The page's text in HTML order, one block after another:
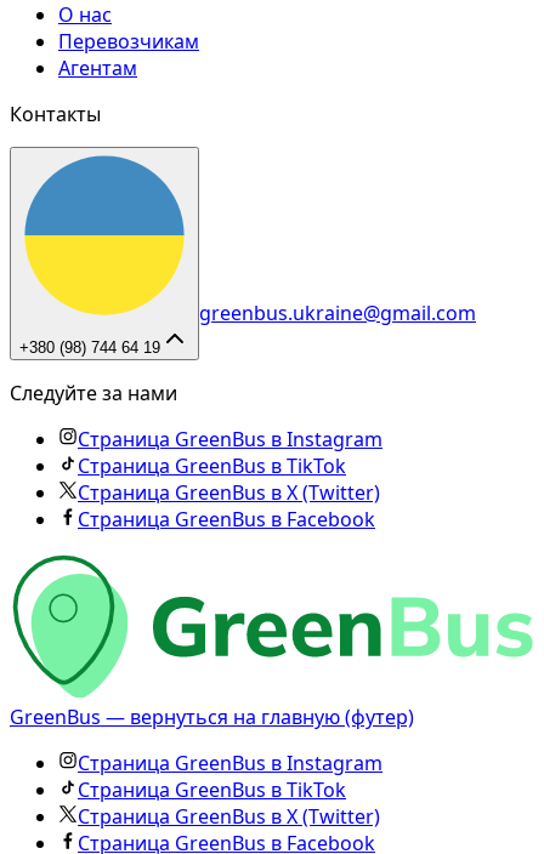
О нас
Перевозчикам
Агентам
Контакты
+380 (98) 744 64 19
greenbus.ukraine@gmail.com
Следуйте за нами
Страница GreenBus в Instagram
Страница GreenBus в TikTok
Страница GreenBus в X (Twitter)
Страница GreenBus в Facebook
GreenBus — вернуться на главную (футер)
Страница GreenBus в Instagram
Страница GreenBus в TikTok
Страница GreenBus в X (Twitter)
Страница GreenBus в Facebook